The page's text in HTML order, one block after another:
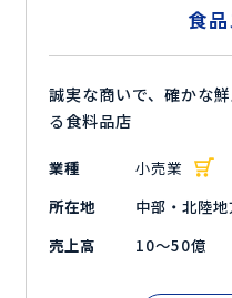
食
誠実な商いで、確かな
る食料品店
業種
小売業
所在地
中部・北陸地
売上高
10～50億